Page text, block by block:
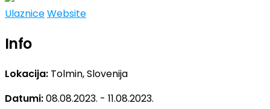
UlazniceWebsite
Info
Lokacija: Tolmin, Slovenija
Datumi:08.08.2023. - 11.08.2023.